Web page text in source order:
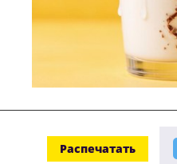
Распечатать